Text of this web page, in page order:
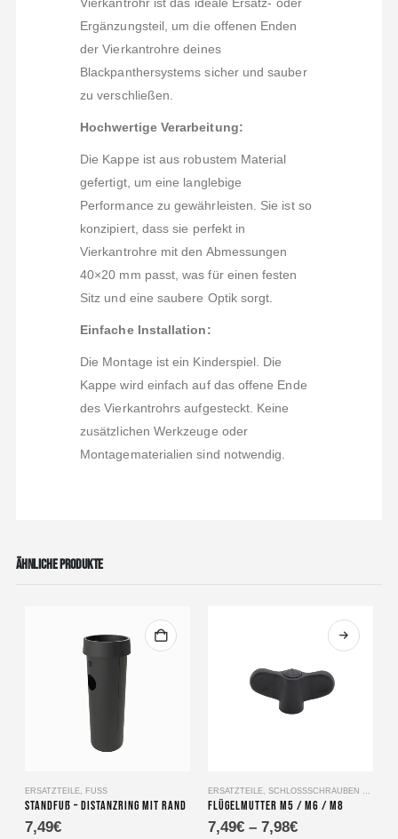
Ergänzungsteil, um die offenen Enden
der Vierkantrohre deines
Blackpanthersystems sicher und sauber
zu verschließen.
Hochwertige Verarbeitung:
Die Kappe ist aus robustem Material
gefertigt, um eine langlebige
Performance zu gewährleisten. Sie ist so
konzipiert, dass sie perfekt in
Vierkantrohre mit den Abmessungen
40×20 mm passt, was für einen festen
Sitz und eine saubere Optik sorgt.
Einfache Installation:
Die Montage ist ein Kinderspiel. Die
Kappe wird einfach auf das offene Ende
des Vierkantrohrs aufgesteckt. Keine
zusätzlichen Werkzeuge oder
Montagematerialien sind notwendig.
ÄHNLICHE PRODUKTE
ERSATZTEILE, FUSS
Standfuß – Distanzring mit Rand
7,49€
ERSATZTEILE, SCHLOSSSCHRAUBEN UND FLÜGELMUTTERN
Flügelmutter M5 / M6 / M8
7,49€ – 7,98€